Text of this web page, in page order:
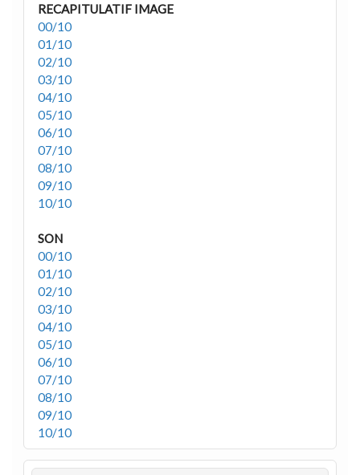
RECAPITULATIF IMAGE
00/10
01/10
02/10
03/10
04/10
05/10
06/10
07/10
08/10
09/10
10/10
SON
00/10
01/10
02/10
03/10
04/10
05/10
06/10
07/10
08/10
09/10
10/10